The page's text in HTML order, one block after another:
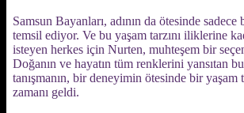
Samsun Bayanları, adının da ötesinde sadece
temsil ediyor. Ve bu yaşam tarzını iliklerine
isteyen herkes için Nurten, muhteşem bir
Doğanın ve hayatın tüm renklerini yansıtan
tanışmanın, bir deneyimin ötesinde bir yaşam
zamanı geldi.